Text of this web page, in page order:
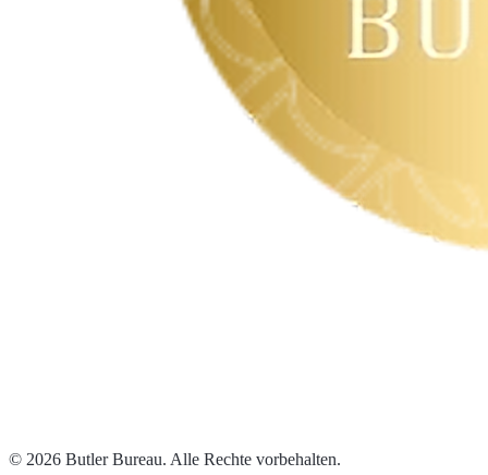
© 2026 Butler Bureau. Alle Rechte vorbehalten.